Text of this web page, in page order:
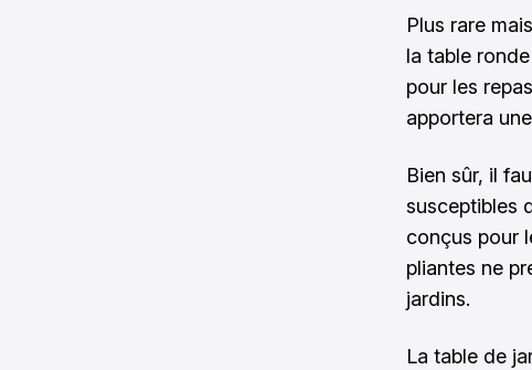
Plus rare
la table
pour les
apportera
Bien sûr, il
susceptibles
conçus pour
pliantes ne
jardins.
La table de